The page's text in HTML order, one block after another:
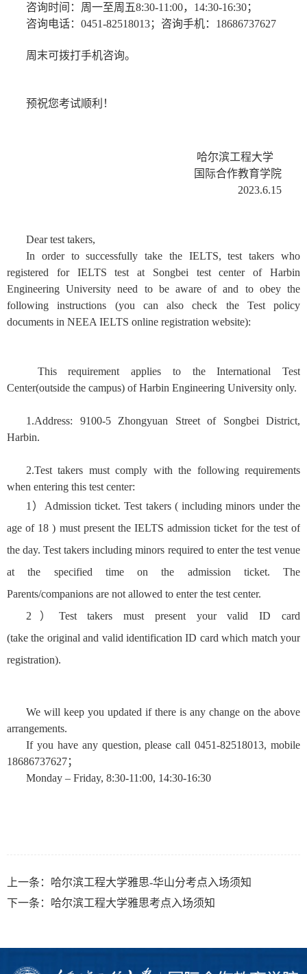
咨询时间：周一至周五8:30-11:00，14:30-16:30；
咨询电话：0451-82518013；咨询手机：18686737627
周末可拨打手机咨询。
预祝您考试顺利！
哈尔滨工程大学
国际合作教育学院
2023.6.15
Dear test takers,
In order to successfully take the IELTS, test takers who
registered for IELTS test at Songbei test center of Harbin
Engineering University need to be aware of and to obey the
following instructions (you can also check the Test policy
documents in NEEA IELTS online registration website):
This requirement applies to the International Test
Center(outside the campus) of Harbin Engineering University only.
1.Address: 9100-5 Zhongyuan Street of Songbei District,
Harbin.
2.Test takers must comply with the following requirements
when entering this test center:
1 ） Admission ticket. Test takers ( including minors under the
age of 18 ) must present the IELTS admission ticket for the test of
the day. Test takers including minors required to enter the test venue
at the specified time on the admission ticket. The
Parents/companions are not allowed to enter the test center.
2 ） Test takers must present your valid ID card
(take the original and valid identificationID card which match your
registration).
We will keep you updated if there is any change on the above
arrangements.
If you have any question, please call 0451-82518013, mobile
18686737627；
Monday – Friday, 8:30-11:00, 14:30-16:30
上一条： 哈尔滨工程大学雅思-华山分考点入场须知
下一条： 哈尔滨工程大学雅思考点入场须知